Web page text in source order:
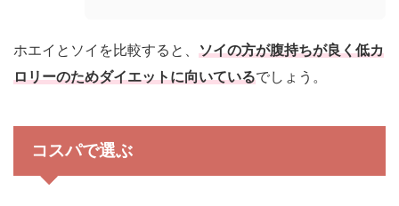
ホエイとソイを比較すると、 ソイの方が腹持ちが良く低カ
ロリーのためダイエットに向いているでしょう。
コスパで選ぶ